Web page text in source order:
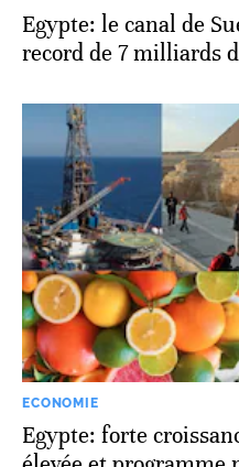
Egypte: le canal de
record de 7 milliards
ECONOMIE
Egypte: forte